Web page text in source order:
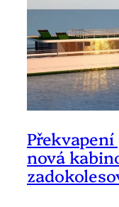
nová